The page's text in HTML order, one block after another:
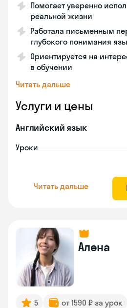
Помогает уверенно
реальной жизни
Работала письменным
глубокого понимания
Ориентируется на
в обучении
Читать дальше
Услуги и цены
Английский язык
Уроки
Читать дальше
Алена
5 от 1590 ₽ за урок